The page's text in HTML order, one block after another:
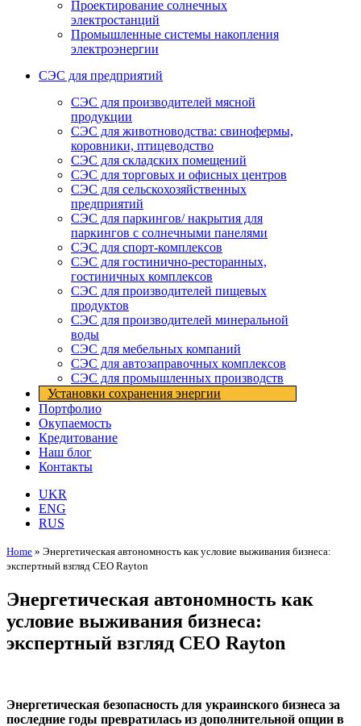
Проектирование солнечных
электростанций
Промышленные системы накопления
электроэнергии
СЭС для предприятий
СЭС для производителей мясной
продукции
СЭС для животноводства: свинофермы,
коровники, птицеводство
СЭС для складских помещений
СЭС для торговых и офисных центров
СЭС для сельскохозяйственных
предприятий
СЭС для паркингов/ накрытия для
паркингов с солнечными панелями
СЭС для спорт-комплексов
СЭС для гостинично-ресторанных,
гостиничных комплексов
СЭС для производителей пищевых
продуктов
СЭС для производителей минеральной
воды
СЭС для мебельных компаний
СЭС для автозаправочных комплексов
СЭС для промышленных производств
Установки cохранения энергии
Портфолио
Окупаемость
Кредитование
Наш блог
Контакты
UKR
ENG
RUS
Home » Энергетическая автономность как условие выживания бизнеса:
экспертный взгляд CEO Rayton
Энергетическая автономность как
условие выживания бизнеса:
экспертный взгляд CEO Rayton
Энергетическая безопасность для украинского бизнеса за
последние годы превратилась из дополнительной опции в